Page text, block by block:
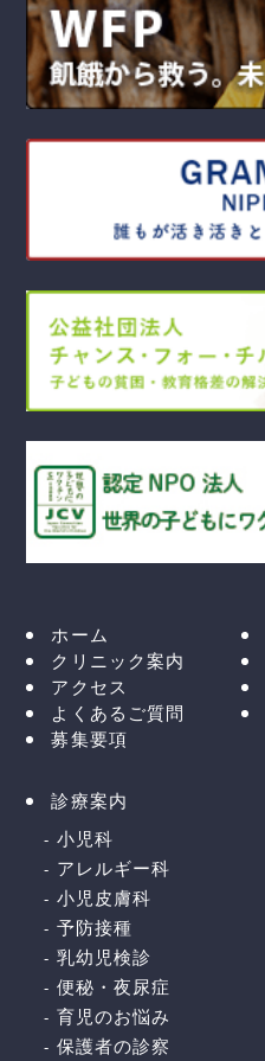
ホーム
クリニック案内
アクセス
よくあるご質問
募集要項
診療案内
小児科
アレルギー科
小児皮膚科
予防接種
乳幼児検診
便秘・夜尿症
育児のお悩み
保護者の診察